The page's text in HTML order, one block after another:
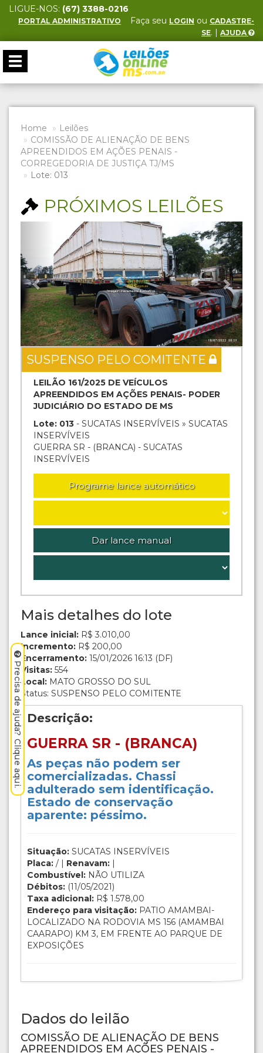
LIGUE-NOS: (67) 3388-0216
PORTAL ADMINISTRATIVO Faça seu LOGIN ou CADASTRE-
SE. | AJUDA
Toggle
navigation
Home
Leilões
COMISSÃO DE ALIENAÇÃO DE BENS
APREENDIDOS EM AÇÕES PENAIS -
CORREGEDORIA DE JUSTIÇA TJ/MS
Lote: 013
PRÓXIMOS LEILÕES
Previous Next
SUSPENSO PELO COMITENTE
LEILÃO 161/2025 DE VEÍCULOS
APREENDIDOS EM AÇÕES PENAIS- PODER
JUDICIÁRIO DO ESTADO DE MS
Lote: 013 - SUCATAS INSERVÍVEIS » SUCATAS
INSERVÍVEIS
GUERRA SR - (BRANCA) - SUCATAS
INSERVÍVEIS
Programe lance automático
Dar lance manual
Mais detalhes do lote
Lance inicial: R$ 3.010,00
Incremento: R$ 200,00
Encerramento: 15/01/2026 16:13 (DF)
Visitas: 554
Local: MATO GROSSO DO SUL
Status: SUSPENSO PELO COMITENTE
Descrição:
GUERRA SR - (BRANCA)
As peças não podem ser
comercializadas. Chassi
adulterado sem identificação.
Estado de conservação
aparente: péssimo.
Situação: SUCATAS INSERVÍVEIS
Placa: / | Renavam:
Combustível: NÃO UTILIZA
Débitos: (11/05/2021)
Taxa adicional: R$ 1.578,00
Endereço para visitação: PATIO AMAMBAI-
LOCALIZADO NA RODOVIA MS 156 (AMAMBAI
CAARAPO) KM 3, EM FRENTE AO PARQUE DE
EXPOSIÇÕES
Dados do leilão
COMISSÃO DE ALIENAÇÃO DE BENS
APREENDIDOS EM AÇÕES PENAIS -
Precisa de ajuda? Clique aqui.